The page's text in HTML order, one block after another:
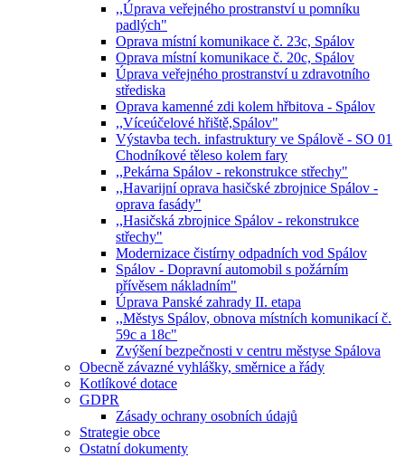
,,Úprava veřejného prostranství u pomníku
padlých"
Oprava místní komunikace č. 23c, Spálov
Oprava místní komunikace č. 20c, Spálov
Úprava veřejného prostranství u zdravotního
střediska
Oprava kamenné zdi kolem hřbitova - Spálov
,,Víceúčelové hřiště,Spálov"
Výstavba tech. infastruktury ve Spálově - SO 01
Chodníkové těleso kolem fary
,,Pekárna Spálov - rekonstrukce střechy"
,,Havarijní oprava hasičské zbrojnice Spálov -
oprava fasády"
,,Hasičská zbrojnice Spálov - rekonstrukce
střechy"
Modernizace čistírny odpadních vod Spálov
Spálov - Dopravní automobil s požárním
přívěsem nákladním"
Úprava Panské zahrady II. etapa
,,Městys Spálov, obnova místních komunikací č.
59c a 18c"
Zvýšení bezpečnosti v centru městyse Spálova
Obecně závazné vyhlášky, směrnice a řády
Kotlíkové dotace
GDPR
Zásady ochrany osobních údajů
Strategie obce
Ostatní dokumenty